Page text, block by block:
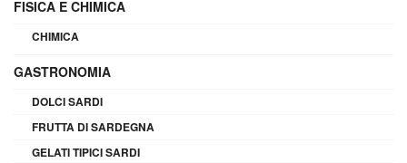
FISICA E CHIMICA
CHIMICA
GASTRONOMIA
DOLCI SARDI
FRUTTA DI SARDEGNA
GELATI TIPICI SARDI